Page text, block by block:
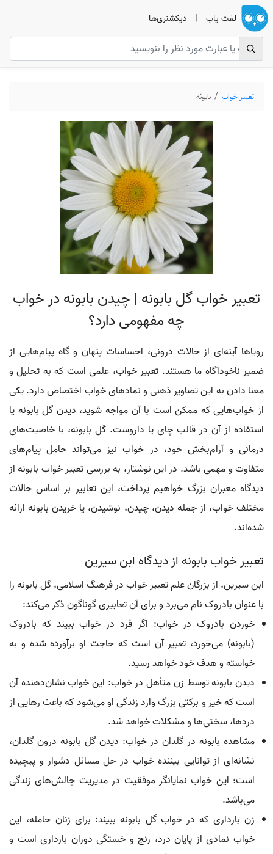
لغت یاب | دیکشنری‌ها
تعبیر خواب بابونه
تعبیر خواب گل بابونه | چیدن بابونه در خواب
چه مفهومی دارد؟
رویاها آینه‌ای از حالات درونی، احساسات پنهان و گاه پیام‌هایی از
ضمیر ناخودآگاه ما هستند. تعبیر خواب، علمی است که به تحلیل و
معنا دادن به این تصاویر ذهنی و نمادهای خواب اختصاص دارد. یکی
از خواب‌هایی که ممکن است با آن مواجه شوید، دیدن گل بابونه یا
استفاده از آن در قالب چای یا داروست. گل بابونه، با خاصیت‌های
درمانی و آرام‌بخش خود، در خواب نیز می‌تواند حامل پیام‌های
متفاوت و مهمی باشد. در این نوشتار، به بررسی تعبیر خواب بابونه از
دیدگاه معبران بزرگ خواهیم پرداخت، این تعابیر بر اساس حالات
مختلف خواب، از جمله دیدن، چیدن، نوشیدن، یا خریدن بابونه ارائه
شده‌اند.
تعبیر خواب بابونه از دیدگاه ابن سیرین
ابن سیرین، از بزرگان علم تعبیر خواب در فرهنگ اسلامی، گل بابونه را
با عنوان بادروک نام می‌برد و برای آن تعابیری گوناگون ذکر می‌کند:
خوردن بادروک در خواب: اگر فرد در خواب ببیند که بادروک
(بابونه) می‌خورد، تعبیر آن است که حاجت او برآورده شده و به
خواسته و هدف خود خواهد رسید.
دیدن بابونه توسط زن متأهل در خواب: این خواب نشان‌دهنده آن
است که خیر و برکتی بزرگ وارد زندگی او می‌شود که باعث رهایی از
دردها، سختی‌ها و مشکلات خواهد شد.
مشاهده بابونه در گلدان در خواب: دیدن گل بابونه درون گلدان،
نشانه‌ای از توانایی بیننده خواب در حل مسائل دشوار و پیچیده
است؛ این خواب نمایانگر موفقیت در مدیریت چالش‌های زندگی
می‌باشد.
زن بارداری که در خواب گل بابونه ببیند: برای زنان حامله، این
خواب نمادی از پایان درد، رنج و خستگی دوران بارداری است و